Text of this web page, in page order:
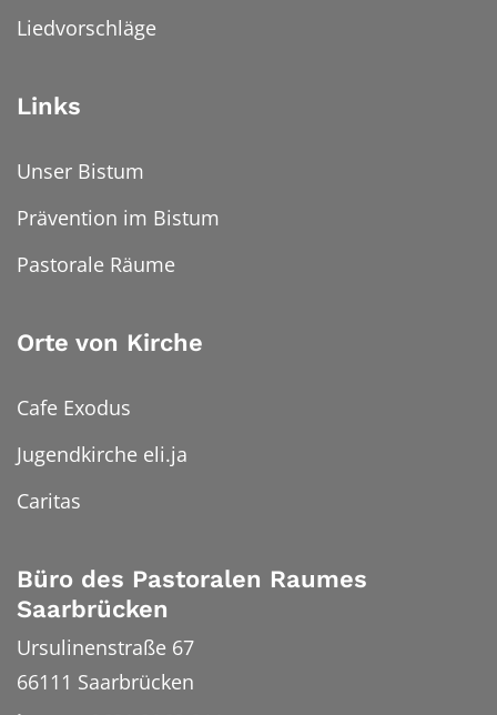
Liedvorschläge
Links
Unser Bistum
Prävention im Bistum
Pastorale Räume
Orte von Kirche
Cafe Exodus
Jugendkirche eli.ja
Caritas
Büro des Pastoralen Raumes
Saarbrücken
Ursulinenstraße 67
66111 Saarbrücken